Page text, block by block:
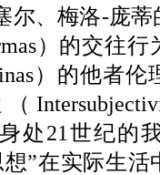
尔、梅洛-庞
）的交往
）的他者
身处21世纪的
”在实际生活